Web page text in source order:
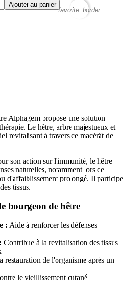
Ajouter au panier
favorite_border
Alphagem propose une solution
Le hêtre, arbre majestueux et
revitalisant à travers ce macérât de
son action sur l'immunité, le hêtre
naturelles, notamment lors de
d'affaiblissement prolongé. Il participe
tissus.
bourgeon de hêtre
: Aide à renforcer les défenses
Contribue à la revitalisation des tissus
restauration de l'organisme après un
le vieillissement cutané